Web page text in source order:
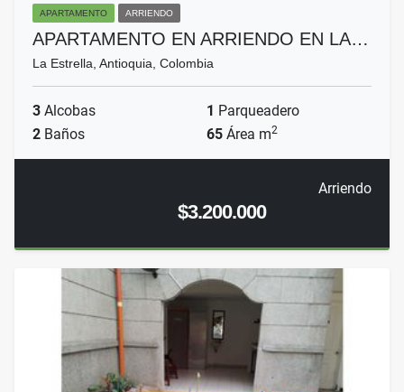
APARTAMENTO ARRIENDO
APARTAMENTO EN ARRIENDO EN LA…
La Estrella, Antioquia, Colombia
3 Alcobas 1 Parqueadero
2 Baños 65 Área m2
Arriendo
$3.200.000